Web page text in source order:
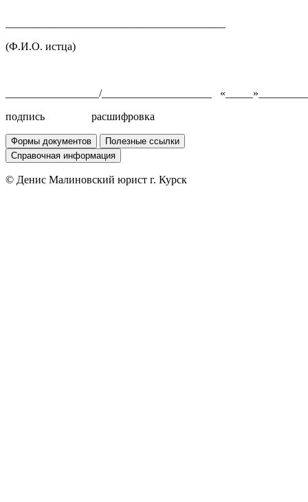
(Ф.И.О. истца)
_________________/____________________
подпись расшифровка
Формы документов
Полезные ссылки
Справочная информация
© Денис Малиновский юрист г. Курск